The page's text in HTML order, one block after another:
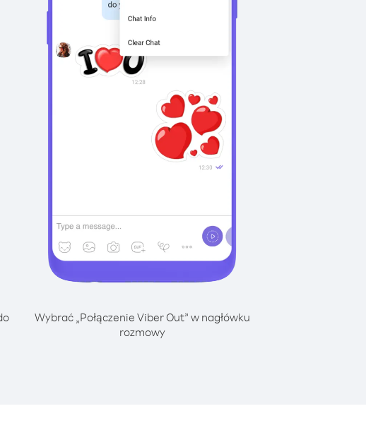
Wybrać „Połączenie Viber Out” w nagłówku
rozmowy